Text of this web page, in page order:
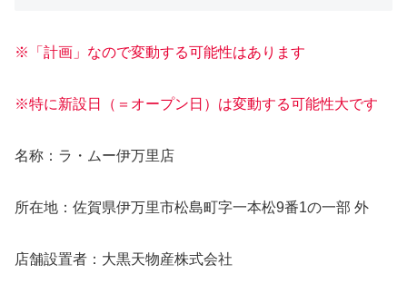
※「計画」なので変動する可能性はあります
※特に新設日（＝オープン日）は変動する可能性大です
名称：ラ・ムー伊万里店
所在地：佐賀県伊万里市松島町字一本松9番1の一部 外
店舗設置者：大黒天物産株式会社